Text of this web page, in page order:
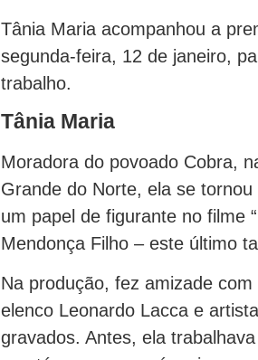
Tânia Maria acompanhou a
segunda-feira, 12 de janeiro,
trabalho.
Tânia Maria
Moradora do povoado Cobra,
Grande do Norte, ela se
um papel de figurante no filme
Mendonça Filho – este último
Na produção, fez amizade
elenco Leonardo Lacca e
gravados. Antes, ela